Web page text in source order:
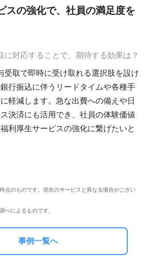
スの強化で、社員の満足度を
に対応することで、期待する効果は？
受取で即時に受け取れる選択肢を設け
行振込に伴うリードタイムや各種手
軽減します。急な出費への備えや日
決済にも活用でき、社員の体験価値
利厚生サービスの強化に繋げたいと
点のものです。現在のサービスと異なる場合がござい
べによるものです。
事例一覧へ